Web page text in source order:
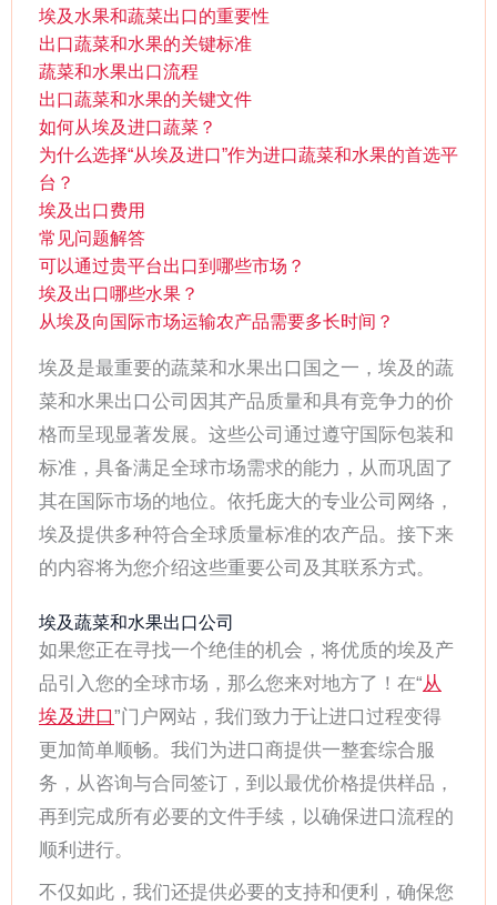
埃及水果和蔬菜出口的重要性
出口蔬菜和水果的关键标准
蔬菜和水果出口流程
出口蔬菜和水果的关键文件
如何从埃及进口蔬菜？
为什么选择“从埃及进口”作为进口蔬菜和水果的首选平
台？
埃及出口费用
常见问题解答
可以通过贵平台出口到哪些市场？
埃及出口哪些水果？
从埃及向国际市场运输农产品需要多长时间？
埃及是最重要的蔬菜和水果出口国之一，埃及的蔬
菜和水果出口公司因其产品质量和具有竞争力的价
格而呈现显著发展。这些公司通过遵守国际包装和
标准，具备满足全球市场需求的能力，从而巩固了
其在国际市场的地位。依托庞大的专业公司网络，
埃及提供多种符合全球质量标准的农产品。接下来
的内容将为您介绍这些重要公司及其联系方式。
埃及蔬菜和水果出口公司
如果您正在寻找一个绝佳的机会，将优质的埃及产
品引入您的全球市场，那么您来对地方了！在“从
埃及进口”门户网站，我们致力于让进口过程变得
更加简单顺畅。我们为进口商提供一整套综合服
务，从咨询与合同签订，到以最优价格提供样品，
再到完成所有必要的文件手续，以确保进口流程的
顺利进行。
不仅如此，我们还提供必要的支持和便利，确保您